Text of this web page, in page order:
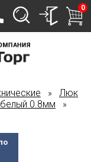
0
» Люк
белый 0.8мм »